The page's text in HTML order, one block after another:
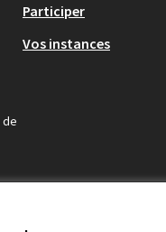
Participer
Vos instances